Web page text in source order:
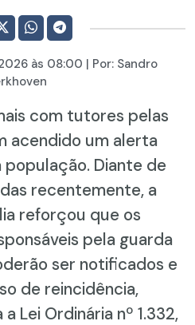
às 08:00 | Por: Sandro
com tutores pelas
acendido um alerta
Diante de
recentemente, a
reforçou que os
pela guarda
ser notificados e
de reincidência,
Lei Ordinária nº 1.332,